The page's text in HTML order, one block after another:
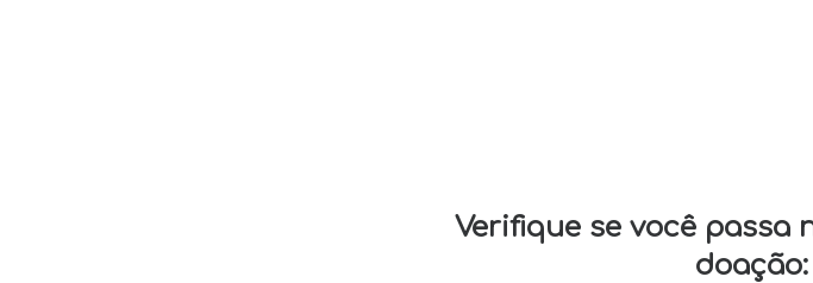
Verifique se você passa
doação: